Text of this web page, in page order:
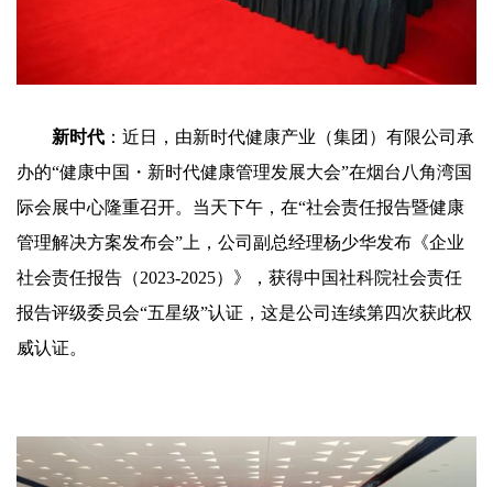
新时代 ：近日，由新时代健康产业（集团）有限公司承
办的“健康中国・新时代健康管理发展大会”在烟台八角湾国
际会展中心隆重召开。当天下午，在“社会责任报告暨健康
管理解决方案发布会”上，公司副总经理杨少华发布《企业
社会责任报告（2023-2025）》，获得中国社科院社会责任
报告评级委员会“五星级”认证，这是公司连续第四次获此权
威认证。